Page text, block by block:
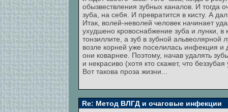
обызвествления зубных каналов. И
зуба, на себя. И превратится в кисту. А
Итак, волей-неволей человек начинает
ухудшено кровоснабжение зуба и лунки, в
тонзиллите, а зуб в зубной альвеолярной
возле корней уже поселилась инфекция
они коварнее. Поэтому, начав удалять
и некрасиво (хотя кто скажет, что
Вот такова проза жизни...
Re: Метод ВЛГД и очаговые инфекции